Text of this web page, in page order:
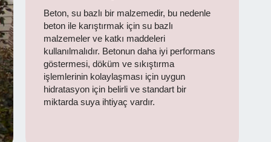
Beton, su bazlı bir malzemedir, bu nedenle
beton ile karıştırmak için su bazlı
malzemeler ve katkı maddeleri
kullanılmalıdır. Betonun daha iyi performans
göstermesi, döküm ve sıkıştırma
işlemlerinin kolaylaşması için uygun
hidratasyon için belirli ve standart bir
miktarda suya ihtiyaç vardır.